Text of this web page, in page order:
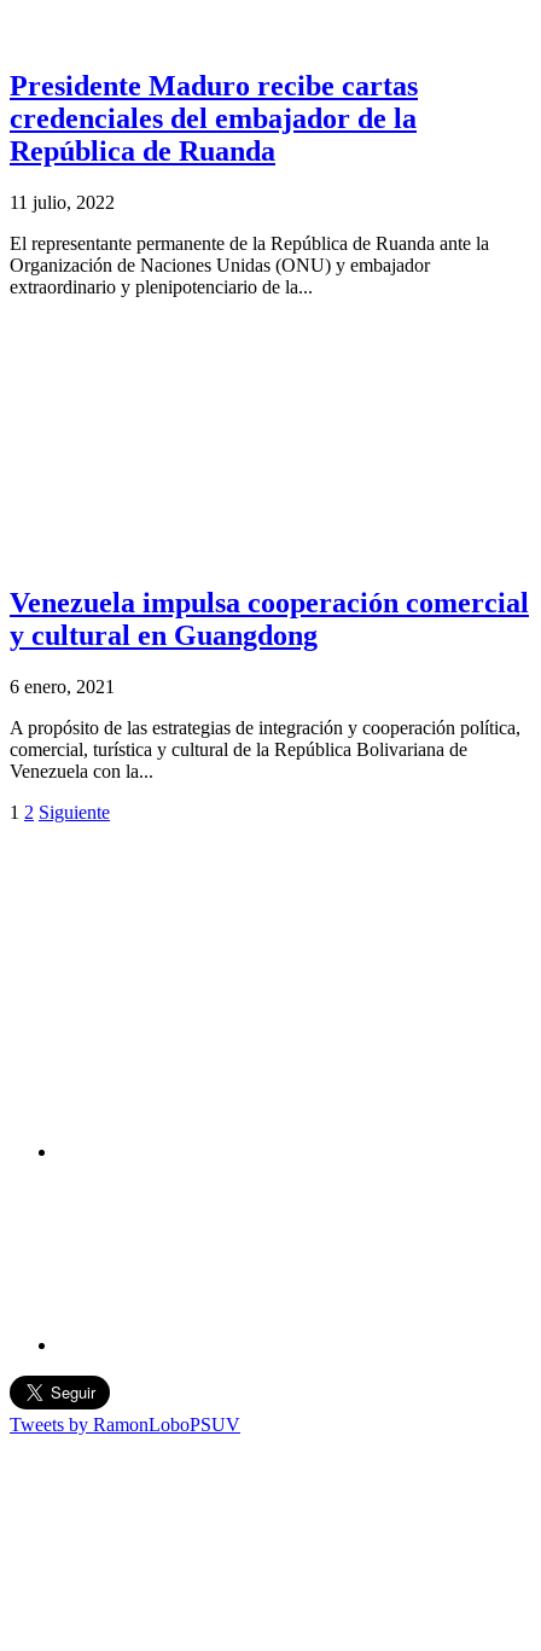
Presidente Maduro recibe cartas
credenciales del embajador de la
República de Ruanda
11 julio, 2022
El representante permanente de la República de Ruanda ante la
Organización de Naciones Unidas (ONU) y embajador
extraordinario y plenipotenciario de la...
Venezuela impulsa cooperación comercial
y cultural en Guangdong
6 enero, 2021
A propósito de las estrategias de integración y cooperación política,
comercial, turística y cultural de la República Bolivariana de
Venezuela con la...
1 2 Siguiente
Tweets by RamonLoboPSUV